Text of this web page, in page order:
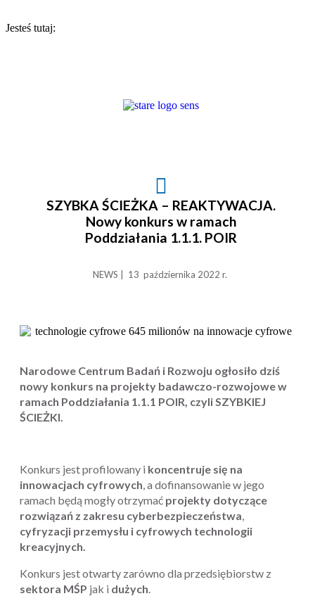
Jesteś tutaj:
SZYBKA ŚCIEŻKA – REAKTYWACJA.
Nowy konkurs w ramach
Poddziałania 1.1.1. POIR
NEWS | 13 października 2022 r.
Narodowe Centrum Badań i Rozwoju ogłosiło dziś
nowy konkurs na projekty badawczo-rozwojowe w
ramach Poddziałania 1.1.1 POIR, czyli SZYBKIEJ
ŚCIEŻKI.
Konkurs jest profilowany i koncentruje się na
innowacjach cyfrowych , a dofinansowanie w jego
ramach będą mogły otrzymać projekty dotyczące
rozwiązań z zakresu cyberbezpieczeństwa
cyfryzacji przemysłu i cyfrowych technologii
kreacyjnych.
Konkurs jest otwarty zarówno dla przedsiębiorstw z
sektora MŚP jak i dużych